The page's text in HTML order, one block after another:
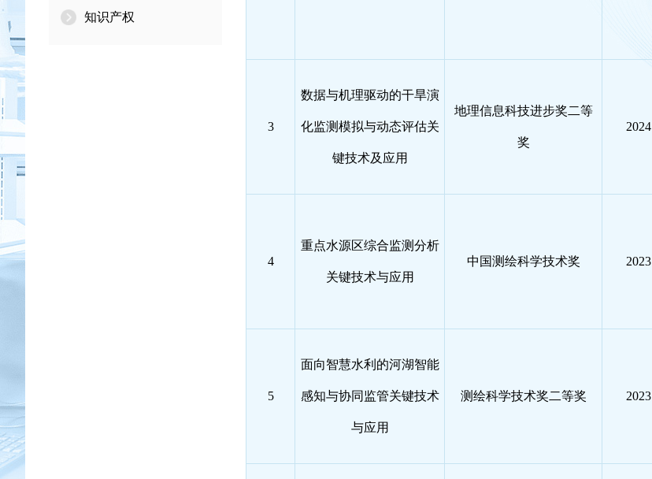
知识产权
3
数据与机理驱动的干旱演
化监测模拟与动态评估关
键技术及应用
地理信息科技进步奖二等
奖
2024
4
重点水源区综合监测分析
关键技术与应用
中国测绘科学技术奖 2023
5
面向智慧水利的河湖智能
感知与协同监管关键技术
与应用
测绘科学技术奖二等奖 2023